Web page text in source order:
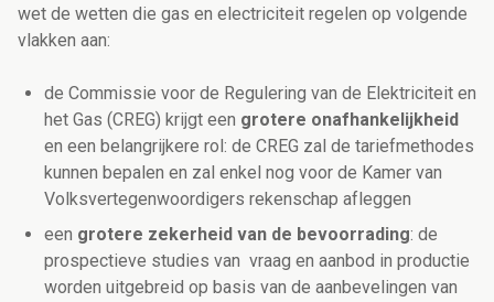
wet de wetten die gas en electriciteit regelen op volgende
vlakken aan:
de Commissie voor de Regulering van de Elektriciteit en
het Gas (CREG) krijgt een grotere onafhankelijkheid
en een belangrijkere rol: de CREG zal de tariefmethodes
kunnen bepalen en zal enkel nog voor de Kamer van
Volksvertegenwoordigers rekenschap afleggen
een grotere zekerheid van de bevoorrading: de
prospectieve studies van vraag en aanbod in productie
worden uitgebreid op basis van de aanbevelingen van